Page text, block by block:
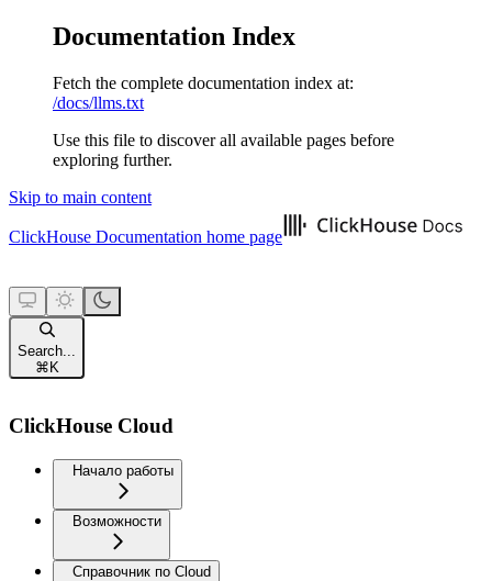
Documentation Index
Fetch the complete documentation index at:
/docs/llms.txt
Use this file to discover all available pages before
exploring further.
Skip to main content
ClickHouse Documentation home page
Search...
⌘ K
ClickHouse Cloud
Начало работы
Возможности
Справочник по Cloud